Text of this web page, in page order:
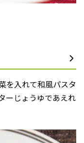
を入れて和風パスタ
ーじょうゆであえれ